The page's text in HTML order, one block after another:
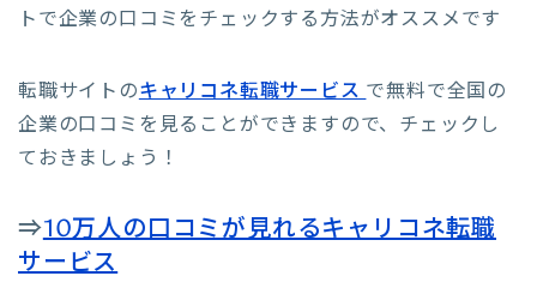
トで企業の口コミをチェックする方法がオススメです
転職サイトのキャリコネ転職サービス で無料で全国の
企業の口コミを見ることができますので、チェックし
ておきましょう！
⇒10万人の口コミが見れるキャリコネ転職
サービス